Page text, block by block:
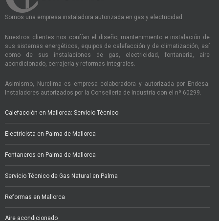
Somos una empresa instaladora autorizada en gas y electricidad.
Nuestros clientes nos confían el diseño, mantenimiento e instalación de
sus sistemas energéticos, equipos de calefacción y de climatización, así
como de sus instalaciones de gas, electricidad, fontanería, aire
acondicionado, cerrajería y reformas integrales.
Asimismo, Nurclima es empresa colaboradora y autorizada por Endesa.
Instaladores autorizados por la Conselleria de Industria con el nº 60299.
Calefacción en Mallorca: Servicio Técnico
Electricista en Palma de Mallorca
Fontaneros en Palma de Mallorca
Servicio Técnico de Gas Natural en Palma
Reformas en Mallorca
Aire acondicionado